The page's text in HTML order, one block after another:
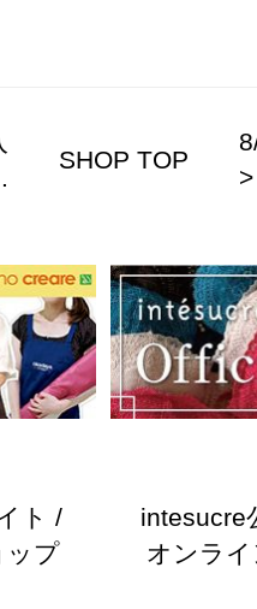
SHOP TOP
>
ト /
ップ
intesucre
オンラ